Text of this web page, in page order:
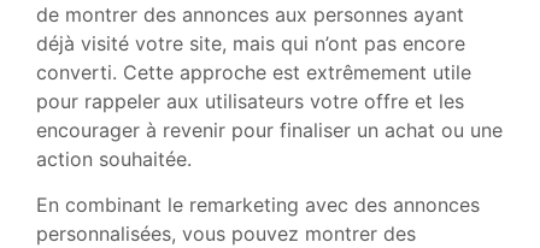
de montrer des annonces aux personnes ayant
déjà visité votre site, mais qui n’ont pas encore
converti. Cette approche est extrêmement utile
pour rappeler aux utilisateurs votre offre et les
encourager à revenir pour finaliser un achat ou une
action souhaitée.
En combinant le remarketing avec des annonces
personnalisées, vous pouvez montrer des